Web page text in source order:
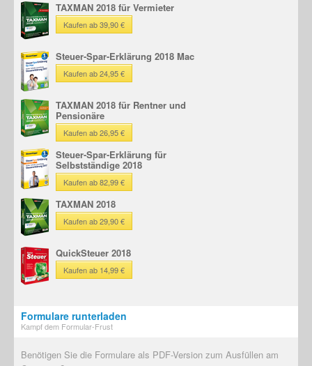
TAXMAN 2018 für Vermieter
Kaufen ab 39,90 €
Steuer-Spar-Erklärung 2018 Mac
Kaufen ab 24,95 €
TAXMAN 2018 für Rentner und
Pensionäre
Kaufen ab 26,95 €
Steuer-Spar-Erklärung für
Selbstständige 2018
Kaufen ab 82,99 €
TAXMAN 2018
Kaufen ab 29,90 €
QuickSteuer 2018
Kaufen ab 14,99 €
Formulare runterladen
Kampf dem Formular-Frust
Benötigen Sie die Formulare als PDF-Version zum Ausfüllen am